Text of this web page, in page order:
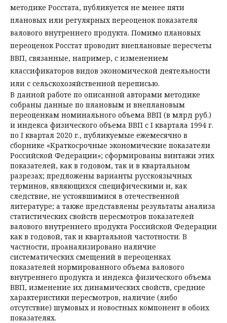
методике Росстата, публикуется не менее пяти
плановых или регулярных переоценок показателя
валового внутреннего продукта. Помимо плановых
переоценок Росстат проводит внеплановые пересчеты
ВВП, связанные, например, с изменением
классификаторов видов экономической деятельности
или с сельскохозяйственной переписью.
В данной работе по описанной авторами методике
собраны данные по плановым и внеплановым
переоценкам номинального объема ВВП (в млрд руб.)
и индекса физического объема ВВП с I квартала 1994 г.
по I квартал 2020 г., публикуемые ежемесячно в
сборнике «Краткосрочные экономиче­ские показатели
Российской Федерации»; сформированы винтажи этих
показателей, как в годовом, так и в квартальном
разрезах; предложены вариан­ты русскоязычных
терминов, являющихся специфическими и, как
следствие, не устоявшимися в отечественной
литературе; а также представлены результаты анализа
статистических свойств пересмотров показателей
валового внутреннего продукта Российской Федерации
как в годовой, так и квартальной частотности. В
частности, проанализировано наличие
систематических смещений в переоценках
показателей нормированного объема валового
внутреннего продукта и индекса физического объема
ВВП, изменение их динамических свойств, средние
характеристики пересмотров, наличие (либо
отсутствие) шумовых и новостных компонент в обоих
показателях.